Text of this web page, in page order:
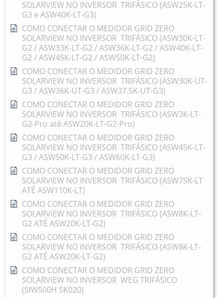
SOLARVIEW NO INVERSOR TRIFÁSICO (ASW25K-LT-
G3 e ASW40K-LT-G3)
COMO CONECTAR O MEDIDOR GRID ZERO
SOLARVIEW NO INVERSOR TRIFÁSICO (ASW30K-LT-
G2 / ASW33K-LT-G2 / ASW36K-LT-G2 / ASW40K-LT-
G2 / ASW45K-LT-G2 / ASW50K-LT-G2)
COMO CONECTAR O MEDIDOR GRID ZERO
SOLARVIEW NO INVERSOR TRIFÁSICO (ASW30K-UT-
G3 / ASW36K-UT-G3 / ASW37.5K-UT-G3)
COMO CONECTAR O MEDIDOR GRID ZERO
SOLARVIEW NO INVERSOR TRIFÁSICO (ASW3K-LT-
G2-Pro até ASW20K-LT-G2-Pro)
COMO CONECTAR O MEDIDOR GRID ZERO
SOLARVIEW NO INVERSOR TRIFÁSICO (ASW45K-LT-
G3 / ASW50K-LT-G3 / ASW60K-LT-G3)
COMO CONECTAR O MEDIDOR GRID ZERO
SOLARVIEW NO INVERSOR TRIFÁSICO (ASW75K-LT
ATÉ ASW110K-LT)
COMO CONECTAR O MEDIDOR GRID ZERO
SOLARVIEW NO INVERSOR TRIFÁSICO (ASW8K-LT-
G2 ATÉ ASW20K-LT-G2)
COMO CONECTAR O MEDIDOR GRID ZERO
SOLARVIEW NO INVERSOR TRIFÁSICO (ASW8K-LT-
G2 ATÉ ASW20K-LT-G2)
COMO CONECTAR O MEDIDOR GRID ZERO
SOLARVIEW NO INVERSOR WEG TRIFÁSICO
(SIW500H SK020)